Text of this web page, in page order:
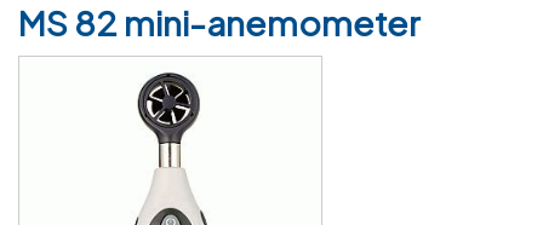
MS 82 mini-anemometer